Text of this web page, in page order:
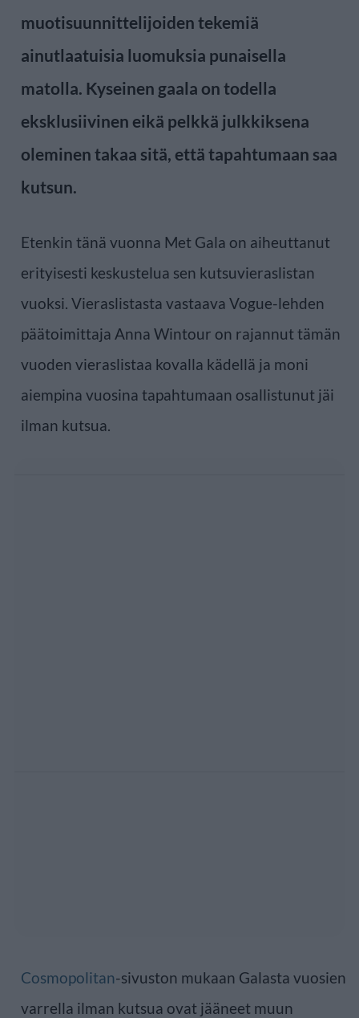
muotisuunnittelijoiden tekemiä
ainutlaatuisia luomuksia punaisella
matolla. Kyseinen gaala on todella
eksklusiivinen eikä pelkkä julkkiksena
oleminen takaa sitä, että tapahtumaan saa
kutsun.
Etenkin tänä vuonna Met Gala on aiheuttanut
erityisesti keskustelua sen kutsuvieraslistan
vuoksi. Vieraslistasta vastaava Vogue-lehden
päätoimittaja Anna Wintour on rajannut tämän
vuoden vieraslistaa kovalla kädellä ja moni
aiempina vuosina tapahtumaan osallistunut jäi
ilman kutsua.
Cosmopolitan-sivuston mukaan Galasta vuosien
varrella ilman kutsua ovat jääneet muun